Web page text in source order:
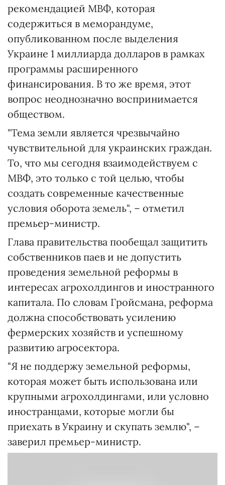
рекомендацией МВФ, которая
содержиться в меморандуме,
опубликованном после выделения
Украине 1 миллиарда долларов в рамках
программы расширенного
финансирования. В то же время, этот
вопрос неоднозначно воспринимается
обществом.
"Тема земли является чрезвычайно
чувствительной для украинских граждан.
То, что мы сегодня взаимодействуем с
МВФ, это только с той целью, чтобы
создать современные качественные
условия оборота земель", – отметил
премьер-министр.
Глава правительства пообещал защитить
собственников паев и не допустить
проведения земельной реформы в
интересах агрохолдингов и иностранного
капитала. По словам Гройсмана, реформа
должна способствовать усилению
фермерских хозяйств и успешному
развитию агросектора.
"Я не поддержу земельной реформы,
которая может быть использована или
крупными агрохолдингами, или условно
иностранцами, которые могли бы
приехать в Украину и скупать землю", –
заверил премьер-министр.